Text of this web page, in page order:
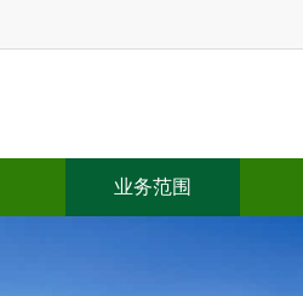
业务范围